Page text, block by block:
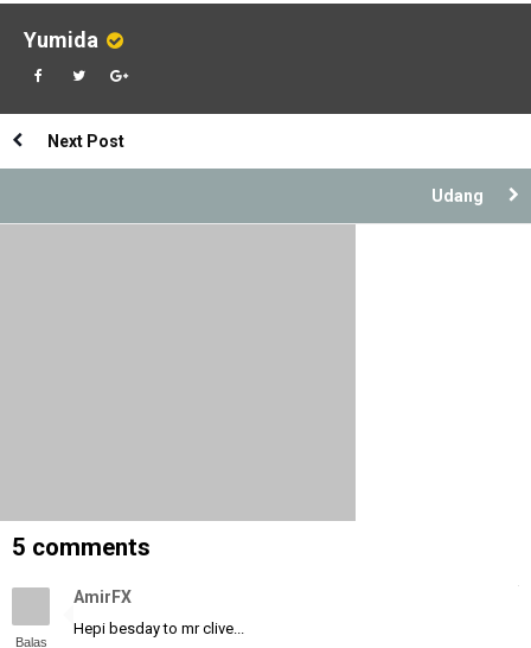
Yumida
Next Post
Udang
5 comments
Balas
AmirFX
Hepi besday to mr clive...